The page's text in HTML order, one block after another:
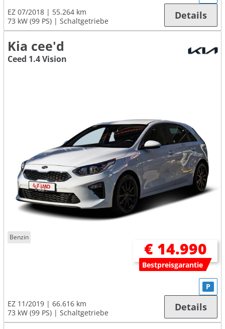
EZ 07/2018
55.264 km
73 kW (99 PS)
Schaltgetriebe Details
Kia cee'd
Ceed 1.4 Vision
Benzin
€ 14.990
Bestpreisgarantie
EZ 11/2019
66.616 km
73 kW (99 PS)
Schaltgetriebe
P
Details